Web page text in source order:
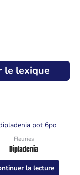
le lexique
Fleuries
Dipladenia
la lecture